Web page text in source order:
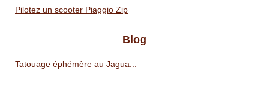
Pilotez un scooter Piaggio Zip
Blog
Tatouage éphémère au Jagua...